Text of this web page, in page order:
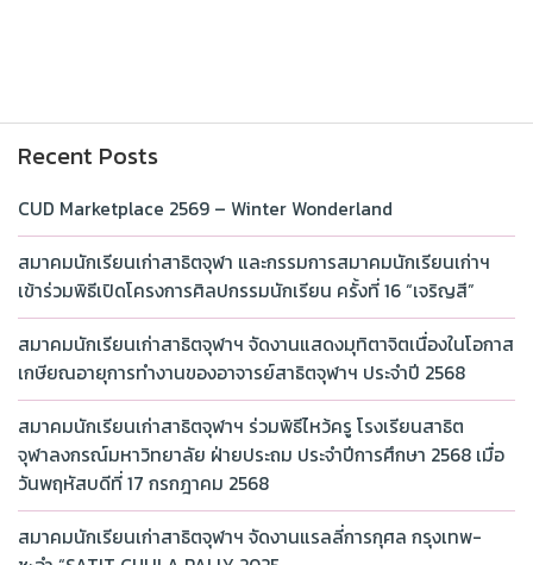
Recent Posts
CUD Marketplace 2569 – Winter Wonderland
สมาคมนักเรียนเก่าสาธิตจุฬา และกรรมการสมาคมนักเรียนเก่าฯ
เข้าร่วมพิธีเปิดโครงการศิลปกรรมนักเรียน ครั้งที่ 16 “เจริญสี”
สมาคมนักเรียนเก่าสาธิตจุฬาฯ จัดงานแสดงมุทิตาจิตเนื่องในโอกาส
เกษียณอายุการทำงานของอาจารย์สาธิตจุฬาฯ ประจำปี 2568
สมาคมนักเรียนเก่าสาธิตจุฬาฯ ร่วมพิธีไหว้ครู โรงเรียนสาธิต
จุฬาลงกรณ์มหาวิทยาลัย ฝ่ายประถม ประจำปีการศึกษา 2568 เมื่อ
วันพฤหัสบดีที่ 17 กรกฎาคม 2568
สมาคมนักเรียนเก่าสาธิตจุฬาฯ จัดงานแรลลี่การกุศล กรุงเทพ-